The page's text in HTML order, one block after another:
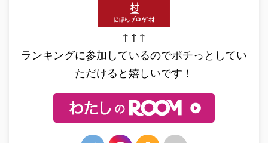
↑↑↑
ランキングに参加しているのでポチっとしてい
ただけると嬉しいです！